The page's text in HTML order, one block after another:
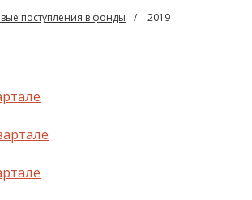
поступления в фонды 2019